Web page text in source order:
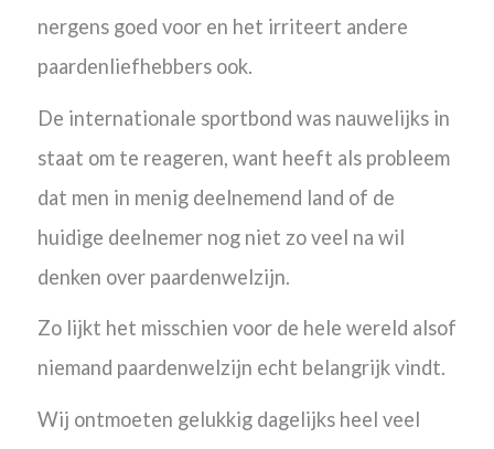
nergens goed voor en het irriteert andere
paardenliefhebbers ook.
De internationale sportbond was nauwelijks in
staat om te reageren, want heeft als probleem
dat men in menig deelnemend land of de
huidige deelnemer nog niet zo veel na wil
denken over paardenwelzijn.
Zo lijkt het misschien voor de hele wereld alsof
niemand paardenwelzijn echt belangrijk vindt.
Wij ontmoeten gelukkig dagelijks heel veel